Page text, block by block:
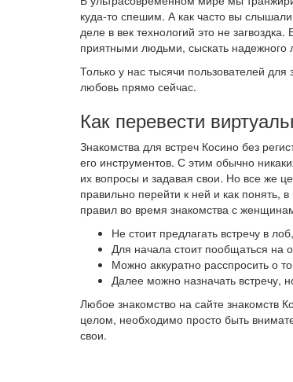
куда-то спешим. А как часто вы
деле в век технологий это не
приятными людьми, сыскать
Только у нас тысячи пользователей
любовь прямо сейчас.
Как перевести
Знакомства для встреч Косино без
его инструментов. С этим обычно
их вопросы и задавая свои. Но все же
правильно перейти к ней и как
правил во время знакомства с
Не стоит предлагать встречу в
Для начала стоит пообщаться на
Можно аккуратно расспросить о
Далее можно назначать встречу,
Любое знакомство на сайте знакомств
целом, необходимо просто быть
свои.